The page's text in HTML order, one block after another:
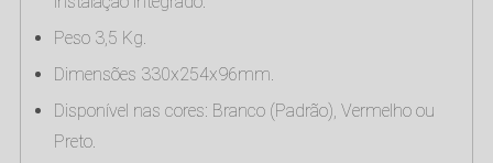
Peso 3,5 Kg.
Dimensões 330x254x96mm.
Disponível nas cores: Branco (Padrão), Vermelho ou
Preto.